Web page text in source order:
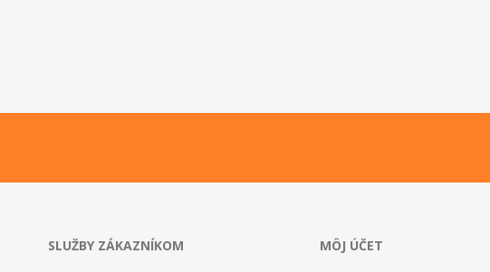
SLUŽBY ZÁKAZNÍKOM MÔJ ÚČET